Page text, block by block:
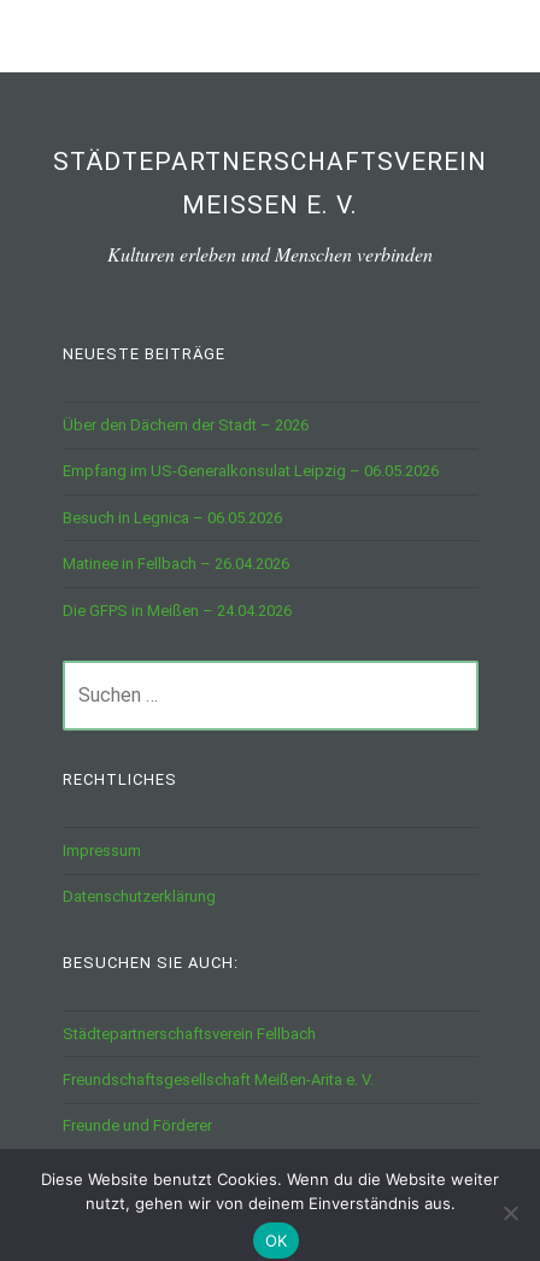
STÄDTEPARTNERSCHAFTSVEREIN
MEISSEN E. V.
Kulturen erleben und Menschen verbinden
NEUESTE BEITRÄGE
Über den Dächern der Stadt – 2026
Empfang im US-Generalkonsulat Leipzig – 06.05.2026
Besuch in Legnica – 06.05.2026
Matinee in Fellbach – 26.04.2026
Die GFPS in Meißen – 24.04.2026
nach:
RECHTLICHES
Impressum
Datenschutzerklärung
BESUCHEN SIE AUCH:
Städtepartnerschaftsverein Fellbach
Freundschaftsgesellschaft Meißen-Arita e. V.
Freunde und Förderer
STOLZ PRÄSENTIERT VON WORDPRESS
AUTOMATTIC
Diese Website benutzt Cookies. Wenn du die Website weiter
nutzt, gehen wir von deinem Einverständnis aus.
OK